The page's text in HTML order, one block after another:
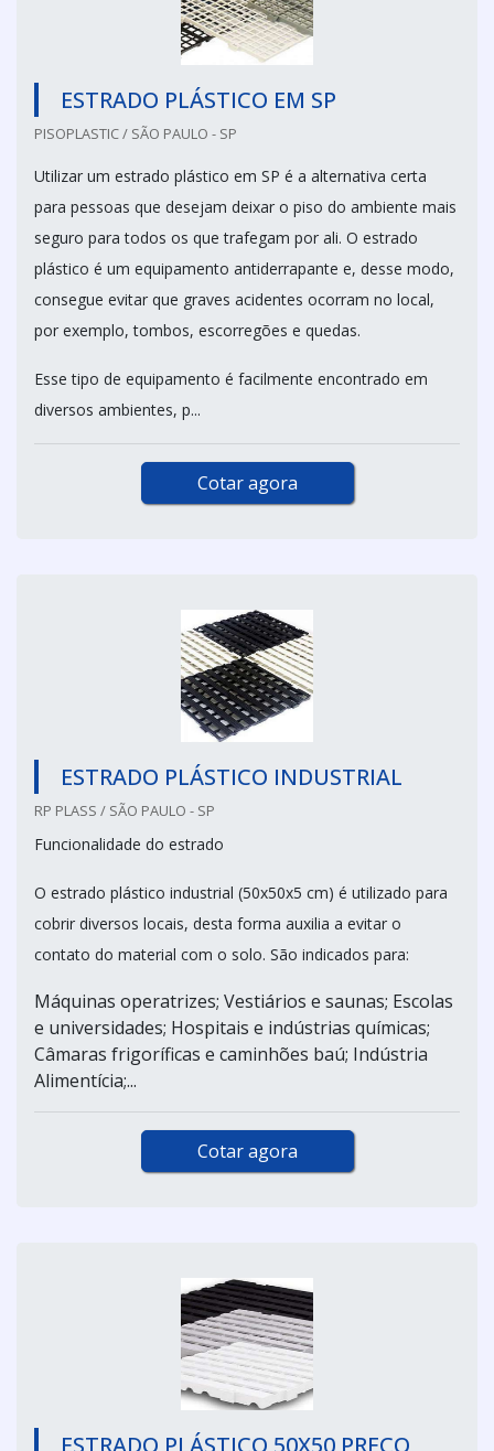
ESTRADO PLÁSTICO EM SP
PISOPLASTIC / SÃO PAULO - SP
Utilizar um estrado plástico em SP é a alternativa certa
para pessoas que desejam deixar o piso do ambiente mais
seguro para todos os que trafegam por ali. O estrado
plástico é um equipamento antiderrapante e, desse modo,
consegue evitar que graves acidentes ocorram no local,
por exemplo, tombos, escorregões e quedas.
Esse tipo de equipamento é facilmente encontrado em
diversos ambientes, p...
Cotar agora
ESTRADO PLÁSTICO INDUSTRIAL
RP PLASS / SÃO PAULO - SP
Funcionalidade do estrado
O estrado plástico industrial (50x50x5 cm) é utilizado para
cobrir diversos locais, desta forma auxilia a evitar o
contato do material com o solo. São indicados para:
Máquinas operatrizes; Vestiários e saunas; Escolas
e universidades; Hospitais e indústrias químicas;
Câmaras frigoríficas e caminhões baú; Indústria
Alimentícia;...
Cotar agora
ESTRADO PLÁSTICO 50X50 PREÇO